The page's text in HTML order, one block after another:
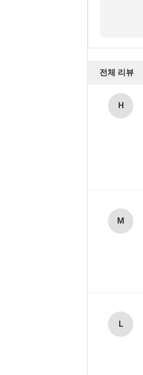
전체 리뷰
H
M
L